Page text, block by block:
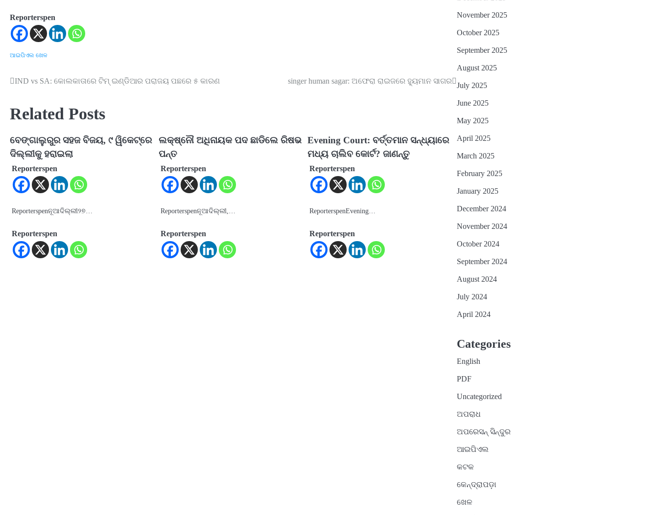
Reporterspen
ଆଇପିଏଲ ଖେଳ
Post
IND vs SA: କୋଲକାତାରେ ଟିମ୍ ଇଣ୍ଡିଆର ପରାଜୟ ପଛରେ ୫ କାରଣ singer human sagar: ଅଫେରା ରାଇଜରେ ହ୍ୟୁମାନ ସାଗର
Related Posts
ବେଙ୍ଗାଲୁରୁର ସହଜ ବିଜୟ, ୯ ୱିକେଟ୍‌ରେ
ଦିଲ୍ଲୀକୁ ହରାଇଲା
Reporterspen
Reporterspenନୂଆଦିଲ୍ଲୀ୨୭…
Reporterspen
ଲକ୍ଷ୍ନୌ ଅଧିନାୟକ ପଦ ଛାଡିଲେ ରିଷଭ
ପନ୍ତ
Reporterspen
Reporterspenନୂଆଦିଲ୍ଲୀ,…
Reporterspen
Evening Court: ବର୍ତ୍ତମାନ ସନ୍ଧ୍ୟାରେ
ମଧ୍ୟ ଚାଲିବ କୋର୍ଟ? ଜାଣନ୍ତୁ
Reporterspen
ReporterspenEvening…
Reporterspen
November 2025
October 2025
September 2025
August 2025
July 2025
June 2025
May 2025
April 2025
March 2025
February 2025
January 2025
December 2024
November 2024
October 2024
September 2024
August 2024
July 2024
April 2024
Categories
English
PDF
Uncategorized
ଅପରାଧ
ଅପରେସନ୍ ସିନ୍ଦୁର
ଆଇପିଏଲ
କଟକ
କେନ୍ଦ୍ରାପଡ଼ା
ଖେଳ